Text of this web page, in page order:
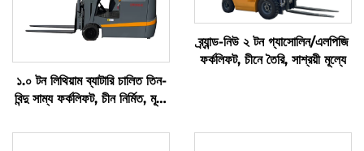
১.০ টন লিথিয়াম ব্যাটারি চালিত তিন-
বিন্দু সাম্য ফর্কলিফট, চীন নির্মিত, মূল্য
ব্র্যান্ড-নিউ ২ টন গ্যাসোলিন/এলপিজি
ফর্কলিফট, চীনে তৈরি, সাশ্রয়ী মূল্যে